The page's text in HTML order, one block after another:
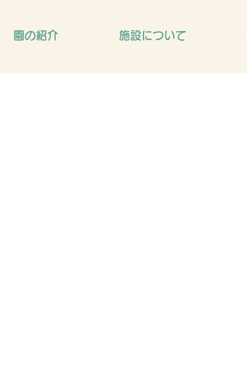
園の紹介 施設について